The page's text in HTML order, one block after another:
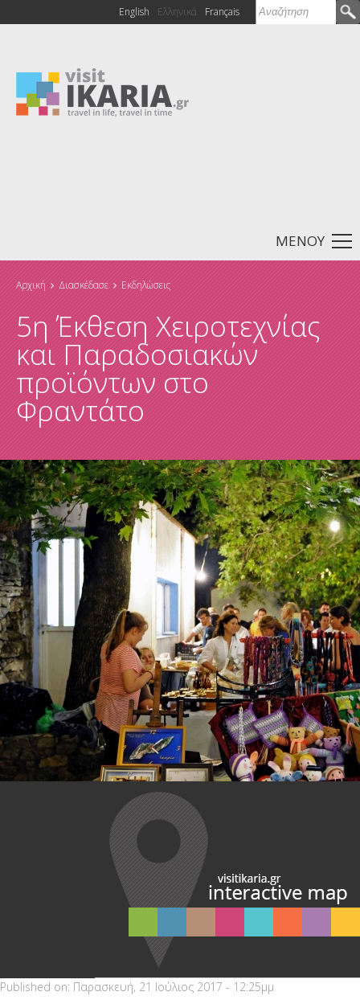
Φόρμα
Αναζήτηση
English Ελληνικά Français
ΜΕΝΟΥ
Είστε εδώ
Αρχική Διασκέδασε Εκδηλώσεις
5η Έκθεση Χειροτεχνίας
και Παραδοσιακών
προϊόντων στο
Φραντάτο
Published on: Παρασκευή, 21 Ιούλιος 2017 - 12:25μμ